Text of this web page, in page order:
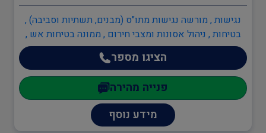
ביטחון
כיבוי אש
הגנת הסביבה
נגישות , מורשה נגישות מתו"ס (מבנים, תשתיות וסביבה) ,
בטיחות , ניהול אסונות ומצבי חירום , ממונה בטיחות אש ,
כיבוי אש , יועץ בטיחות אש , ממונה בטיחות אש , מהנדסים
והנדסאים , הנדסאי אדריכלות ועיצוב פנים
הציגו מספר
פנייה מהירה
מידע נוסף